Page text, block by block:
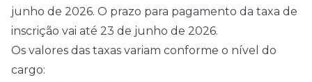
junho de 2026. O prazo para pagamento da taxa de
inscrição vai até 23 de junho de 2026.
Os valores das taxas variam conforme o nível do
cargo: